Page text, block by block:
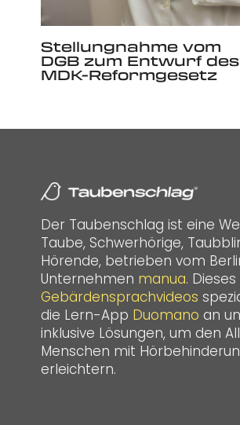
Stellungnahme vom
DGB zum Entwurf des
MDK-Reformgesetz
Der Taubenschlag ist eine
Taube, Schwerhörige,
Hörende, betrieben vom
Unternehmen manua.
Gebärdensprachvideos
die Lern-App Duomano an
inklusive Lösungen, um den
Menschen mit
erleichtern.